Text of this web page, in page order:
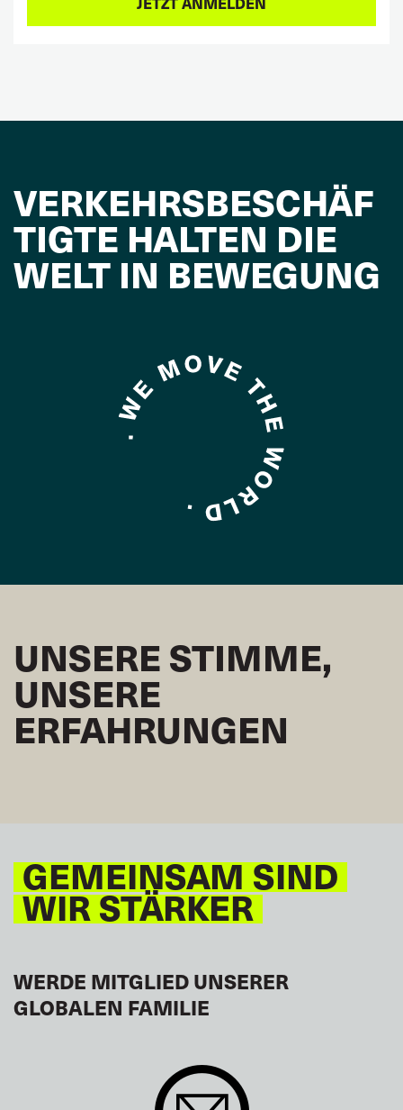
VERKEHRSBESCHÄF
TIGTE HALTEN DIE
WELT IN BEWEGUNG
UNSERE STIMME,
UNSERE
ERFAHRUNGEN
GEMEINSAM SIND
WIR STÄRKER
WERDE MITGLIED UNSERER
GLOBALEN FAMILIE